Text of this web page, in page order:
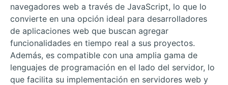
navegadores web a través de JavaScript, lo que lo
convierte en una opción ideal para desarrolladores
de aplicaciones web que buscan agregar
funcionalidades en tiempo real a sus proyectos.
Además, es compatible con una amplia gama de
lenguajes de programación en el lado del servidor, lo
que facilita su implementación en servidores web y